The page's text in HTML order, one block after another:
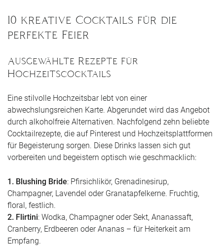
10 kreative Cocktails für die
perfekte Feier
Ausgewählte Rezepte für
Hochzeitscocktails
Eine stilvolle Hochzeitsbar lebt von einer
abwechslungsreichen Karte. Abgerundet wird das Angebot
durch alkoholfreie Alternativen. Nachfolgend zehn beliebte
Cocktailrezepte, die auf Pinterest und Hochzeitsplattformen
für Begeisterung sorgen. Diese Drinks lassen sich gut
vorbereiten und begeistern optisch wie geschmacklich:
1. Blushing Bride: Pfirsichlikör, Grenadinesirup,
Champagner, Lavendel oder Granatapfelkerne. Fruchtig,
floral, festlich.
2. Flirtini: Wodka, Champagner oder Sekt, Ananassaft,
Cranberry, Erdbeeren oder Ananas – für Heiterkeit am
Empfang.